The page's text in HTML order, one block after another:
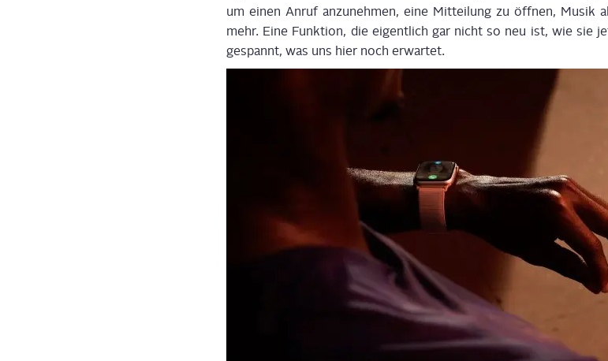
um einen Anruf anzu­neh­men, eine Mit­tei­lung zu öff­nen, Musik
mehr. Eine Funk­ti­on, die eigent­lich gar nicht so neu ist, wie sie
gespannt, was uns hier noch erwartet.